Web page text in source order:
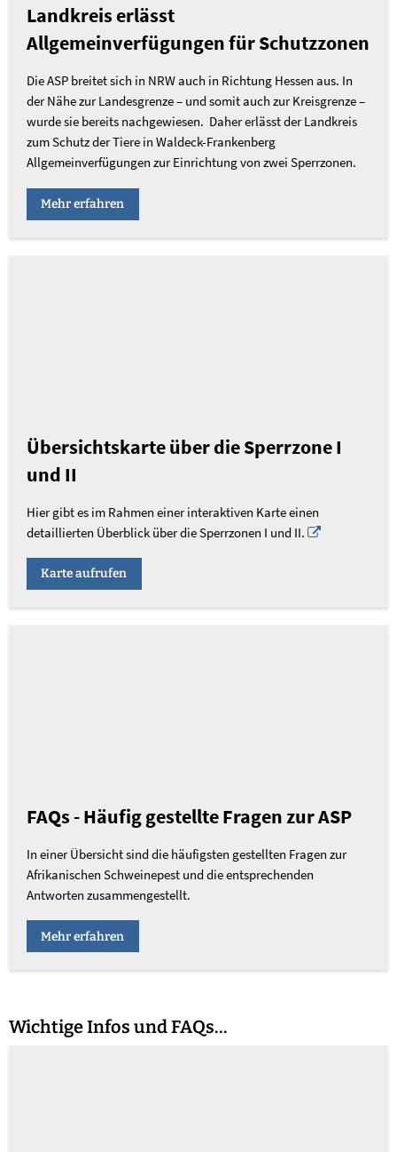
Landkreis erlässt
Allgemeinverfügungen für Schutzzonen
Die ASP breitet sich in NRW auch in Richtung Hessen aus. In
der Nähe zur Landesgrenze – und somit auch zur Kreisgrenze –
wurde sie bereits nachgewiesen. Daher erlässt der Landkreis
zum Schutz der Tiere in Waldeck-Frankenberg
Allgemeinverfügungen zur Einrichtung von zwei Sperrzonen.
Mehr erfahren
Übersichtskarte über die Sperrzone I
und II
Hier gibt es im Rahmen einer interaktiven Karte einen
detaillierten Überblick über die Sperrzonen I und II.
Karte aufrufen
FAQs - Häufig gestellte Fragen zur ASP
In einer Übersicht sind die häufigsten gestellten Fragen zur
Afrikanischen Schweinepest und die entsprechenden
Antworten zusammengestellt.
Mehr erfahren
Wichtige Infos und FAQs...